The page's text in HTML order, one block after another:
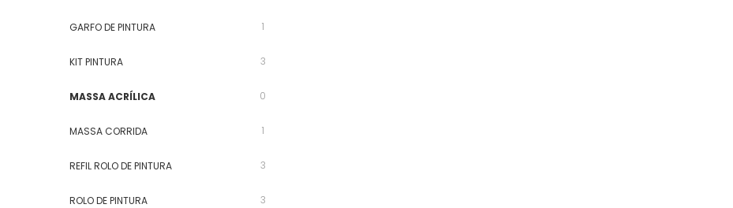
GARFO DE PINTURA 1
KIT PINTURA 3
MASSA ACRÍLICA 0
MASSA CORRIDA 1
REFIL ROLO DE PINTURA 3
ROLO DE PINTURA 3